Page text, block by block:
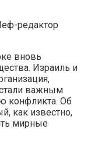
редактор
вновь
Израиль и
важным
конфликта. Об
как известно,
мирные